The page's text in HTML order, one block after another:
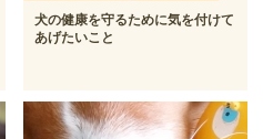
犬の健康を守るために気を付けて
あげたいこと